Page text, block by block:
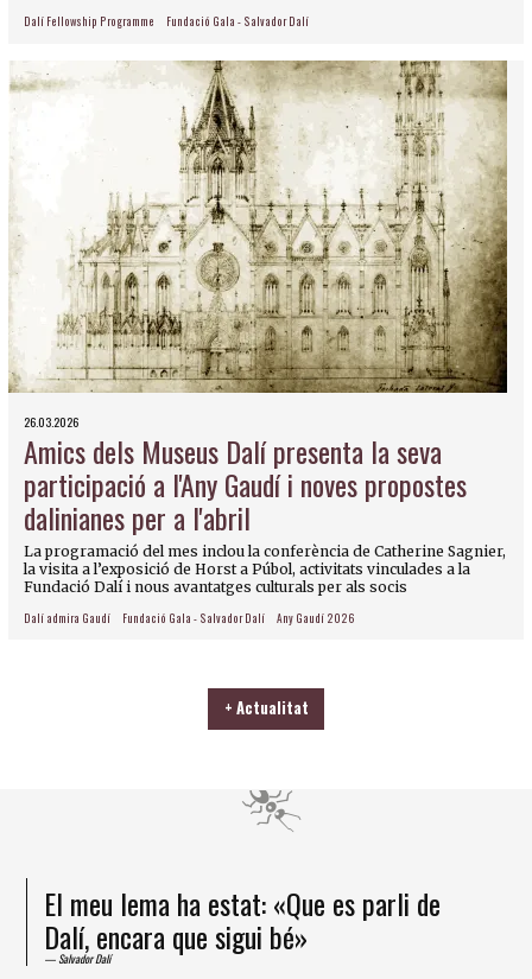
Dalí Fellowship Programme Fundació Gala - Salvador Dalí
26.03.2026
Amics dels Museus Dalí presenta la seva
participació a l'Any Gaudí i noves propostes
dalinianes per a l'abril
La programació del mes inclou la conferència de Catherine Sagnier,
la visita a l’exposició de Horst a Púbol, activitats vinculades a la
Fundació Dalí i nous avantatges culturals per als socis
Dalí admira Gaudí Fundació Gala - Salvador Dalí Any Gaudí 2026
+ Actualitat
lema ha estat: «Que es parli de
que sigui bé»
He